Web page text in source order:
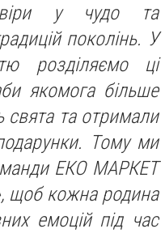
віри у чудо та
поколінь. У
розділяємо ці
якомога більше
свята та отримали
Тому ми
ЕКО МАРКЕТ
щоб кожна родина
емоцій під час